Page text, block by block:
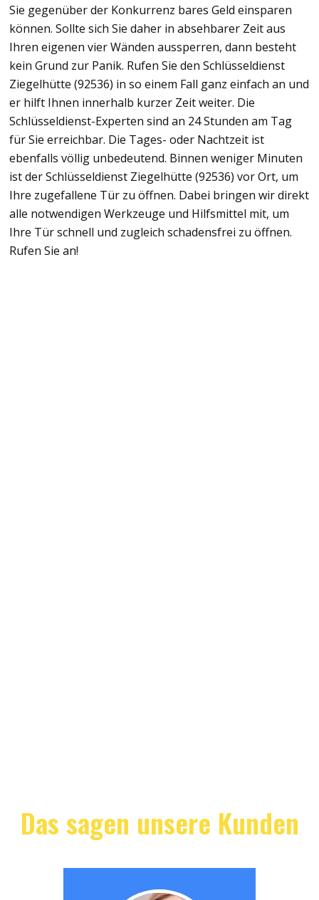
Sie gegenüber der Konkurrenz bares Geld einsparen
können. Sollte sich Sie daher in absehbarer Zeit aus
Ihren eigenen vier Wänden aussperren, dann besteht
kein Grund zur Panik. Rufen Sie den Schlüsseldienst
Ziegelhütte (92536) in so einem Fall ganz einfach an und
er hilft Ihnen innerhalb kurzer Zeit weiter. Die
Schlüsseldienst-Experten sind an 24 Stunden am Tag
für Sie erreichbar. Die Tages- oder Nachtzeit ist
ebenfalls völlig unbedeutend. Binnen weniger Minuten
ist der Schlüsseldienst Ziegelhütte (92536) vor Ort, um
Ihre zugefallene Tür zu öffnen. Dabei bringen wir direkt
alle notwendigen Werkzeuge und Hilfsmittel mit, um
Ihre Tür schnell und zugleich schadensfrei zu öffnen.
Rufen Sie an!
Das sagen unsere Kunden